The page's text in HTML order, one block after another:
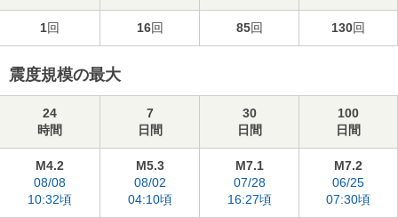
1回 16回 85回 130回
震度規模の最大
24
時間
7
日間
30
日間
100
日間
M4.2
08/08
10:32頃
M5.3
08/02
04:10頃
M7.1
07/28
16:27頃
M7.2
06/25
07:30頃